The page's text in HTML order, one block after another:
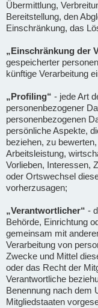
Übermittlung,
Bereitstellung, den
Einschränkung, das
„Einschränkung der
gespeicherter
künftige Verarbeitung
„Profiling“ - jede Art
personenbezogener
personenbezogenen
persönliche Aspekte,
beziehen, zu
Arbeitsleistung,
Vorlieben, Interessen,
oder Ortswechsel
vorherzusagen;
„Verantwortlicher“ -
Behörde, Einrichtung
gemeinsam mit
Verarbeitung von
Zwecke und Mittel
oder das Recht der
Verantwortliche
Benennung nach dem
Mitgliedstaaten